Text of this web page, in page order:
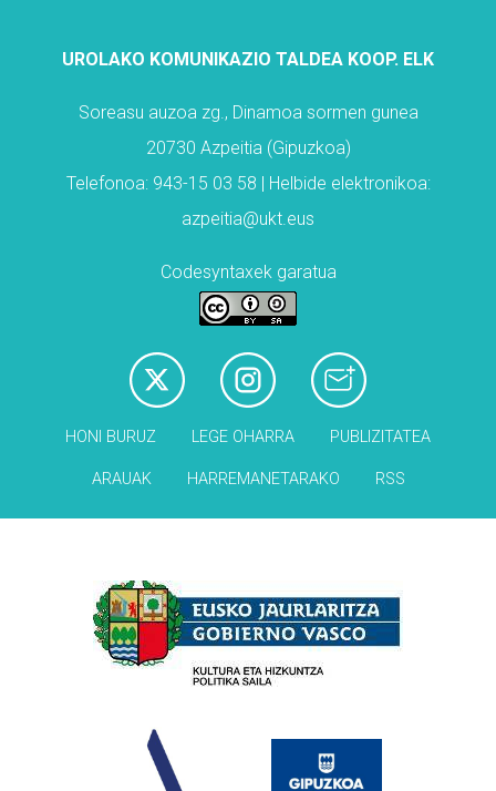
UROLAKO KOMUNIKAZIO TALDEA KOOP. ELK
Soreasu auzoa zg., Dinamoa sormen gunea
20730 Azpeitia (Gipuzkoa)
Telefonoa: 943-15 03 58 | Helbide elektronikoa:
azpeitia@ukt.eus
Codesyntaxek garatua
HONI BURUZ LEGE OHARRA PUBLIZITATEA
ARAUAK HARREMANETARAKO RSS